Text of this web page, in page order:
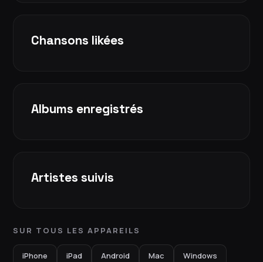
Chansons likées
Albums enregistrés
Artistes suivis
SUR TOUS LES APPAREILS
iPhone iPad Android Mac Windows